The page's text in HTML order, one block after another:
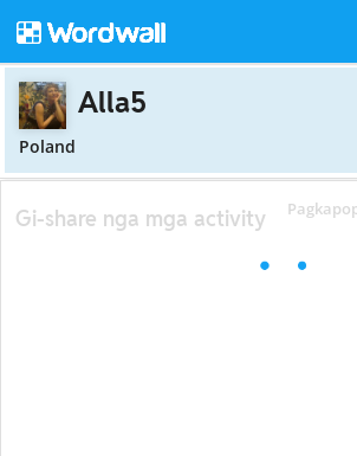
Alla5
Poland
Gi-share nga mga activity